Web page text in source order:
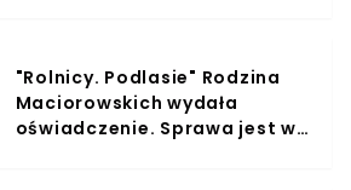
"Rolnicy. Podlasie" Rodzina
Maciorowskich wydała
oświadczenie. Sprawa jest w